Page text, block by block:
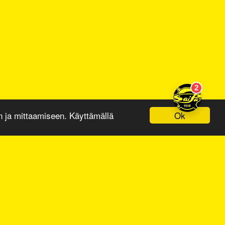
Ok
ja mittaamiseen. Käyttämällä